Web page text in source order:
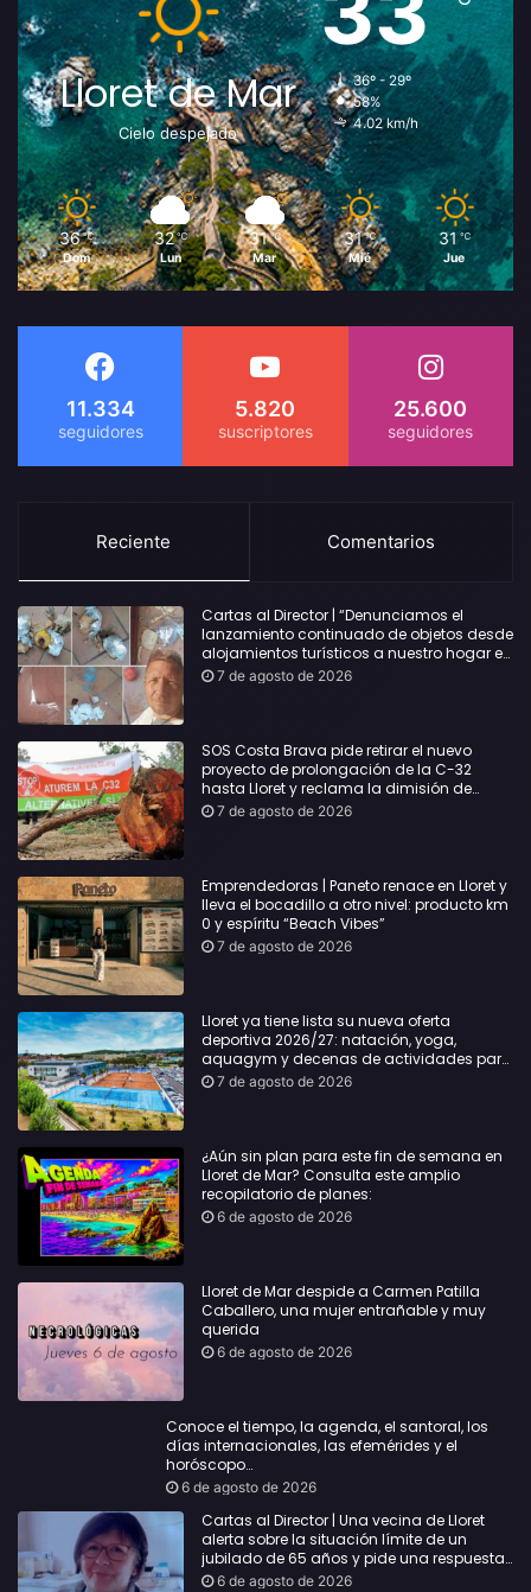
Lloret de Mar
Cielo despejado
36º - 29º
58%
4.02 km/h
36 ℃
Dom
32 ℃
Lun
31 ℃
Mar
31 ℃
Mié
31 ℃
Jue
11.334 5.820 25.600
Reciente Comentarios
Cartas al Director | “Denunciamos el
lanzamiento continuado de objetos desde
alojamientos turísticos a nuestro hogar en
Lloret: Podría haber causado una
7 de agosto de 2026
SOS Costa Brava pide retirar el nuevo
proyecto de prolongación de la C-32
hasta Lloret y reclama la dimisión de
Sílvia Paneque
7 de agosto de 2026
Emprendedoras | Paneto renace en Lloret y
lleva el bocadillo a otro nivel: producto km
0 y espíritu “Beach Vibes”
7 de agosto de 2026
Lloret ya tiene lista su nueva oferta
deportiva 2026/27: natación, yoga,
aquagym y decenas de actividades para
todas las edades
7 de agosto de 2026
¿Aún sin plan para este fin de semana en
Lloret de Mar? Consulta este amplio
recopilatorio de planes:
6 de agosto de 2026
Lloret de Mar despide a Carmen Patilla
Caballero, una mujer entrañable y muy
querida
6 de agosto de 2026
Conoce el tiempo, la agenda, el santoral, los
días internacionales, las efemérides y el
horóscopo…
6 de agosto de 2026
Cartas al Director | Una vecina de Lloret
alerta sobre la situación límite de un
jubilado de 65 años y pide una respuesta
urgente
6 de agosto de 2026